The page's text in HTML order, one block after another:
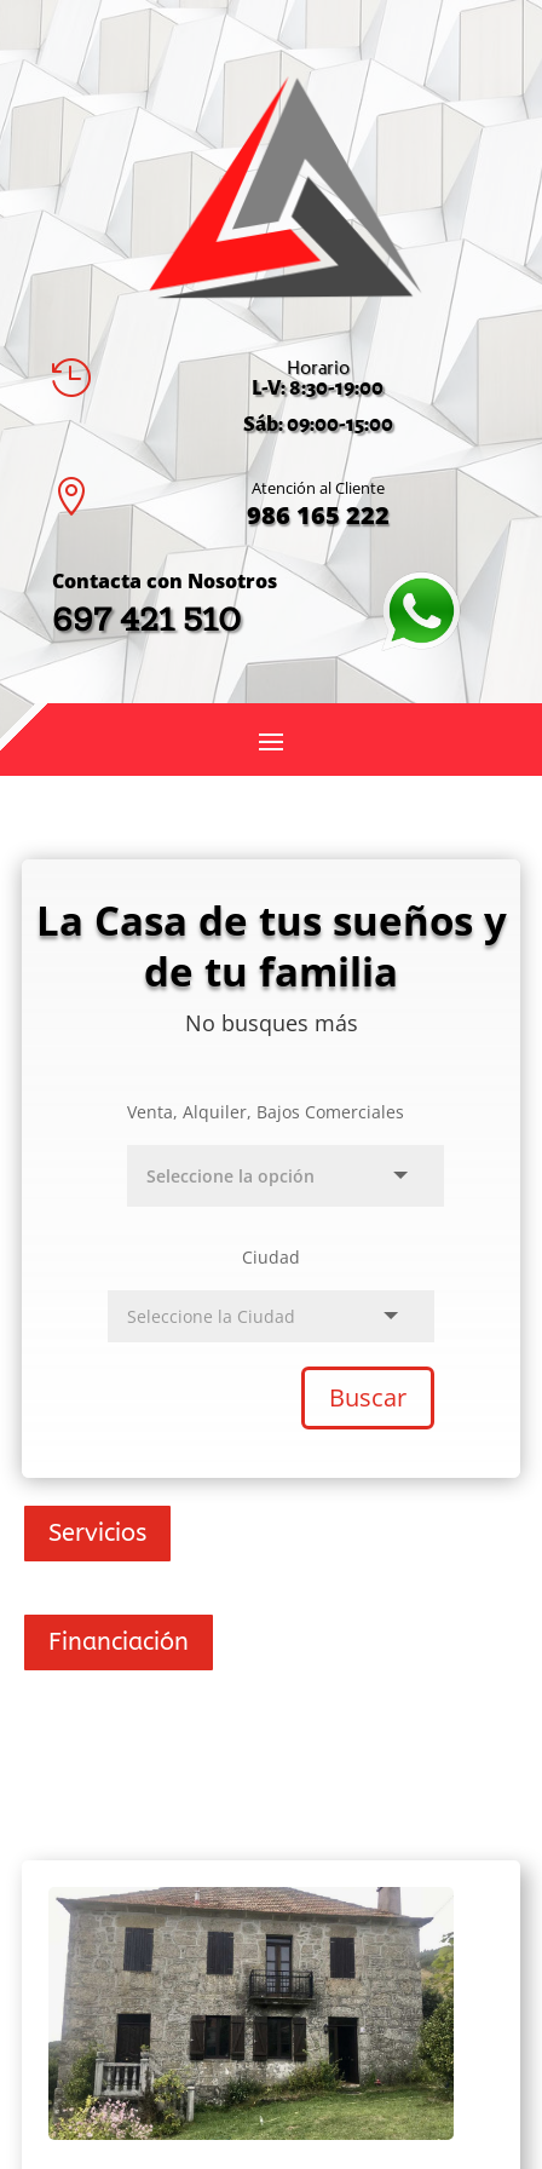
 Horario
L-V: 8:30-19:00
Sáb: 09:00-15:00
 Atención al Cliente
986 165 222
Contacta con Nosotros
697 421 510
La Casa de tus sueños y
de tu familia
No busques más
Venta, Alquiler, Bajos Comerciales
Ciudad
Buscar
Servicios
Financiación